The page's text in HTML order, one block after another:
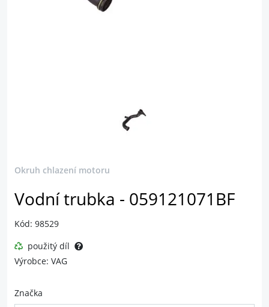
Okruh chlazení motoru
Vodní trubka - 059121071BF
Kód: 98529
použitý díl
Výrobce: VAG
Značka